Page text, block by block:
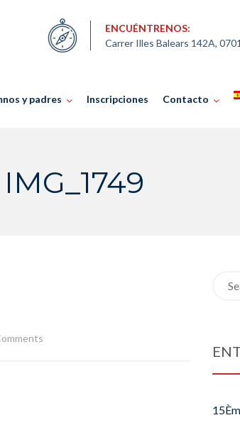
ENCUÉNTRENOS:
Carrer Illes Balears 142A,
y padres Inscripciones Contacto
IMG_1749